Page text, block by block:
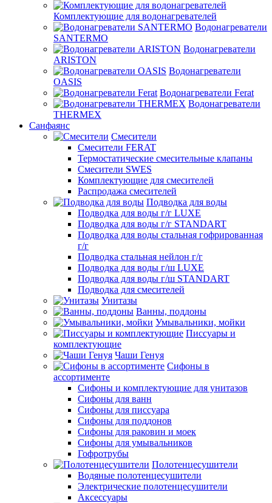
Комплектующие для водонагревателей
Водонагреватели
SANTERMO
Водонагреватели
ARISTON
Водонагреватели
OASIS
Водонагреватели Ferat
Водонагреватели
THERMEX
Санфаянс
Смесители
Смесители FERAT
Термостатические смесительные клапаны
Смесители SWES
Комплектующие для смесителей
Распродажа смесителей
Подводка для воды
Подводка для воды г/г LUXE
Подводка для воды г/г STANDART
Подводка для воды стальная гофрированная
г/г
Подводка стальная нейлон г/г
Подводка для воды г/ш LUXE
Подводка для воды г/ш STANDART
Подводка для смесителей
Унитазы
Ванны, поддоны
Умывальники, мойки
Писсуары и
комплектующие
Чаши Генуя
Сифоны в
ассортименте
Сифоны и комплектующие для унитазов
Сифоны для ванн
Сифоны для писсуара
Сифоны для поддонов
Сифоны для раковин и моек
Сифоны для умывальников
Гофротрубы
Полотенцесушители
Водяные полотенцесушители
Электрические полотенцесушители
Аксессуары